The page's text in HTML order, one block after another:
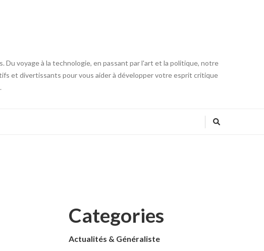
voyage à la technologie, en passant par l'art et la politique, notre
et divertissants pour vous aider à développer votre esprit critique
Categories
Actualités & Généraliste